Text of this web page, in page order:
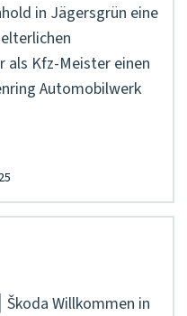
in Jägersgrün eine
als Kfz-Meister einen
Automobilwerk
Willkommen in